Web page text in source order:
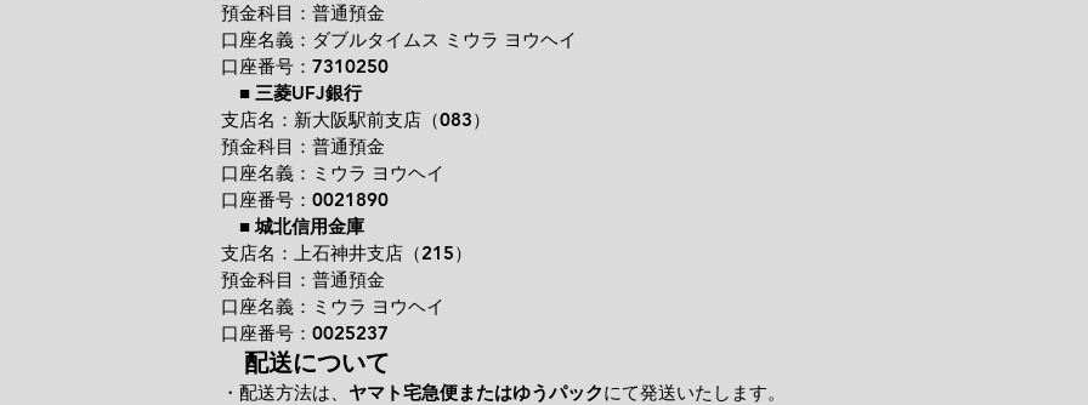
預金科目：普通預金
口座名義：ダブルタイムス ミウラ ヨウヘイ
口座番号：7310250
■ 三菱UFJ銀行
支店名：新大阪駅前支店（083）
預金科目：普通預金
口座名義：ミウラ ヨウヘイ
口座番号：0021890
■ 城北信用金庫
支店名：上石神井支店（215）
預金科目：普通預金
口座名義：ミウラ ヨウヘイ
口座番号：0025237
配送について
・配送方法は、 ヤマト宅急便またはゆうパックにて発送いたします。